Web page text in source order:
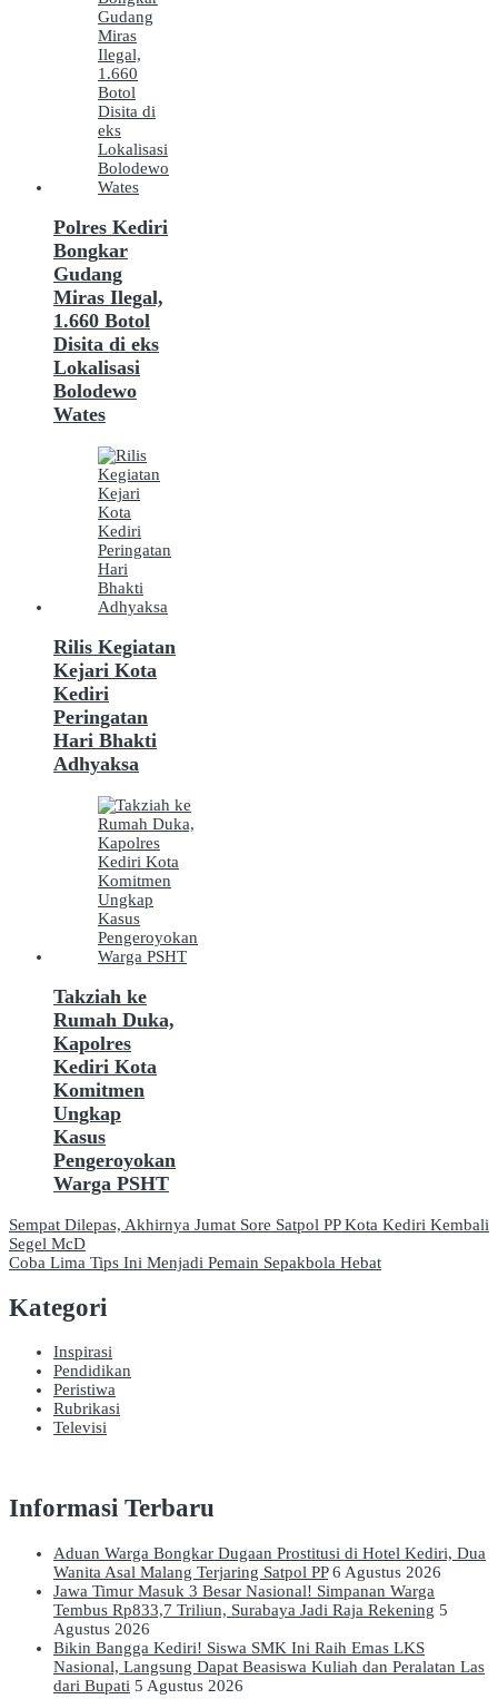
Polres Kediri
Bongkar
Gudang
Miras Ilegal,
1.660 Botol
Disita di eks
Lokalisasi
Bolodewo
Wates
Rilis Kegiatan
Kejari Kota
Kediri
Peringatan
Hari Bhakti
Adhyaksa
Takziah ke
Rumah Duka,
Kapolres
Kediri Kota
Komitmen
Ungkap
Kasus
Pengeroyokan
Warga PSHT
Navigasi
pos
Sempat Dilepas, Akhirnya Jumat Sore Satpol PP Kota Kediri Kembali
Segel McD
Coba Lima Tips Ini Menjadi Pemain Sepakbola Hebat
Kategori
Inspirasi
Pendidikan
Peristiwa
Rubrikasi
Televisi
Informasi Terbaru
Aduan Warga Bongkar Dugaan Prostitusi di Hotel Kediri, Dua
Wanita Asal Malang Terjaring Satpol PP 6 Agustus 2026
Jawa Timur Masuk 3 Besar Nasional! Simpanan Warga
Tembus Rp833,7 Triliun, Surabaya Jadi Raja Rekening 5
Agustus 2026
Bikin Bangga Kediri! Siswa SMK Ini Raih Emas LKS
Nasional, Langsung Dapat Beasiswa Kuliah dan Peralatan Las
dari Bupati 5 Agustus 2026